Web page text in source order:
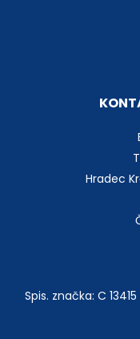
Hradec
Spis. značka: C